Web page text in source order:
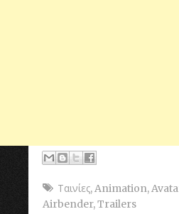
Ταινίες,Animation,
Airbender,Trailers